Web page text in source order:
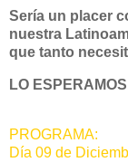
Sería un placer
nuestra
que tanto
LO
PROGRAMA:
Día 09 de